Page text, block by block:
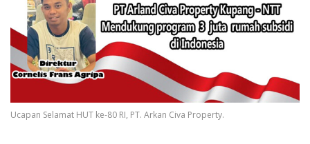
Ucapan Selamat HUT ke-80 RI, PT. Arkan Civa Property.